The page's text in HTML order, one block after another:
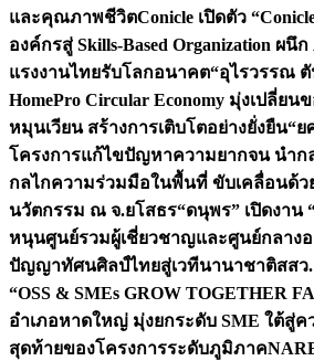
และคุณภาพชีวิตConicle เปิดตัว
องค์กรสู่ Skills-Based Organization ผนึ
แรงงานไทยรับโลกอนาคต“อุไรวรรณ
HomePro Circular Economy มุ่งเปลี่ย
หมุนเวียน สร้างการเติบโตอย่างยั่งยืน“ย
โครงการแก้ไขปัญหาความยากจน นำก
กลไกความร่วมมือในพื้นที่ ขับเคลื่อนด้ว
นวัตกรรม ณ จ.ยโสธร“ดนุพร” เปิดงาน
หนุนศูนย์รวมผู้เชี่ยวชาญและศูนย์กลาง
ปัญญาทัศนศิลป์ไทยสู่เวทีนานาชาติสสว
“OSS & SMEs GROW TOGETHER
อำเภอหาดใหญ่ มุ่งยกระดับ SME ใต้สู่ค
สุดท้ายของโครงการระดับภูมิภาค